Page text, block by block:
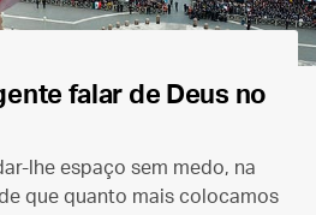
falar de Deus no
lhe espaço sem medo, na
que quanto mais colocamos